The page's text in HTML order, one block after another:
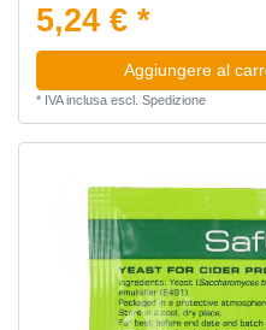
5,24 € *
Aggiungere al
* IVA inclusaescl. Spedizione